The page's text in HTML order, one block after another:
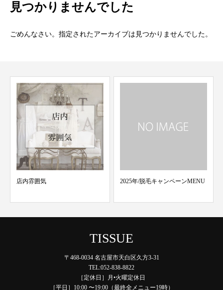
見つかりませんでした
ごめんなさい。指定されたアーカイブは見つかりませんでした。
店内雰囲気 2025年/脱毛キャンペーンMENU
TISSUE
〒468-0034 名古屋市天白区久方3-31
TEL:052-838-8822
［定休日］月•火曜定休日
［平日］10:00 〜19:00（最終全メニュー19時）